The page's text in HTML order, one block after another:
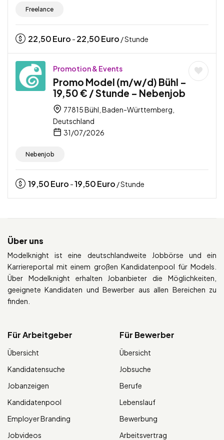
Freelance
22,50Euro - 22,50Euro / Stunde
Promotion & Events
Promo Model (m/w/d) Bühl –
19,50 € / Stunde – Nebenjob
77815 Bühl, Baden-Württemberg,
Deutschland
31/07/2026
Nebenjob
19,50Euro -19,50Euro / Stunde
Über uns
Modelknight ist eine deutschlandweite Jobbörse und ein
Karriereportal mit einem großen Kandidatenpool für Models.
Über Modelknight erhalten Jobanbieter die Möglichkeiten,
geeignete Kandidaten und Bewerber aus allen Bereichen zu
finden.
Für Arbeitgeber
Übersicht
Kandidatensuche
Jobanzeigen
Kandidatenpool
Employer Branding
Jobvideos
Für Bewerber
Übersicht
Jobsuche
Berufe
Lebenslauf
Bewerbung
Arbeitsvertrag